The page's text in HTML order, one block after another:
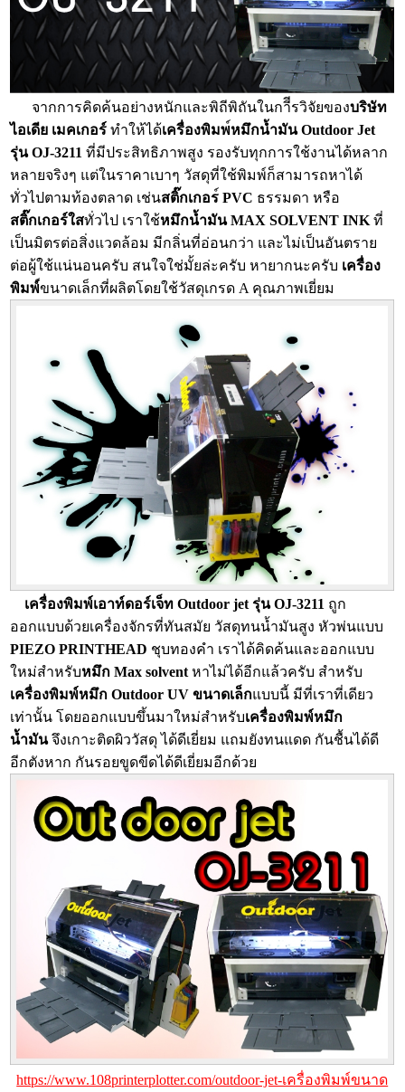
จากการคิดค้นอย่างหนักและพิถีพิถันในกาีีรวิจัยของบริษัท
ไอเดีย เมคเกอร์ทำให้ได้เครื่องพิมพหมึกน้ำมัน Outdoor Jet
รุ่น OJ-3211 ที่มีประสิทธิภาพสูง รองรับทุกการใช้งานได้หลาก
หลายจริงๆ แต่ในราคาเบาๆ วัสดุที่ใช้พิมพ์ก็สามารถหาได้
ทั่วไปตามท้องตลาด เช่นสติ๊กเกอร PVC ธรรมดา หรือ
สติ๊กเกอร์ใสทั่วไป เราใช้หมึกน้ำมันMAX SOLVENT INK ที่
เป็นมิตรต่อสิ่งแวดล้อม มีกลิ่นที่อ่อนกว่า และไม่เป็นอันตราย
ต่อผู้ใช้แน่นอนครับ สนใจใช่มั้ยล่ะครับ หายากนะครับ เครื่อง
พิมพ์์ขนาดเล็กที่ผลิตโดยใช้วัสดุเกรด A คุณภาพเยี่ยม
เครื่องพิมพ์เอาท์ดอร์เจ็ท Outdoor jet รุ่น OJ-3211 ถูก
ออกแบบด้วยเครื่องจักรที่ทันสมัย วัสดุทนน้ำมันสูง หัวพ่นแบบ
PIEZO PRINTHEAD ชุบทองคำ เราได้คิดค้นและออกแบบ
ใหม่สำหรับหมึก Max solventหาไม่ได้อีกแล้วครับ สำหรับ
เครื่องพิมพ์หมึก Outdoor UV ขนาดเล็กแบบนี้ มีที่เราที่เดียว
เท่านั้น โดยออกแบบขึ้นมาใหม่สำหรับเครื่องพิมพ์หมึก
น้ำมันจึงเกาะติดผิววัสดุ ได้ดีเยี่ยม แถมยังทนแดด กันชื้นได้ดี
อีกตังหาก กันรอยขูดขีดได้ดีเยี่ยมอีกด้วย
https://www.108printerplotter.com/outdoor-jet-เครื่องพิมพ์ขนาด